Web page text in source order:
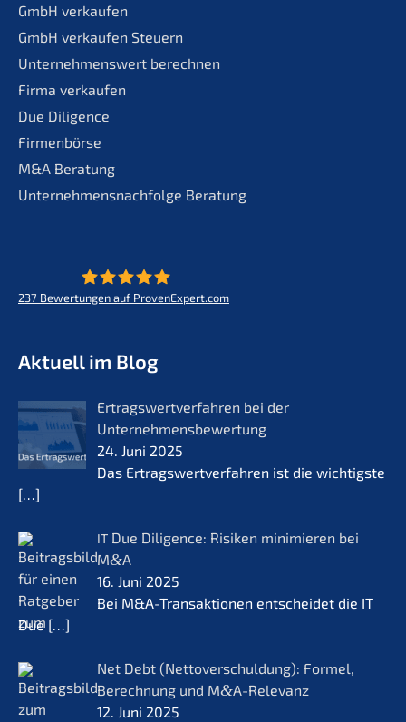
GmbH verkaufen
GmbH verkaufen Steuern
Unternehmenswert berechnen
Firma verkaufen
Due Diligence
Firmenbörse
M&A Beratung
Unternehmensnachfolge Beratung
237 Bewertungen auf ProvenExpert.com
Aktuell im Blog
Ertrags­wert­ver­fah­ren bei der
Unternehmensbewertung
24. Juni 2025
Das Ertrags­wert­ver­fah­ren ist die wichtigs­te
[…]
IT Due Diligence: Risiken minimie­ren bei
M&A
16. Juni 2025
Bei M&A-Transaktionen entschei­det die IT
Due […]
Net Debt (Netto­ver­schul­dung): Formel,
Berech­nung und M&A-Relevanz
12. Juni 2025